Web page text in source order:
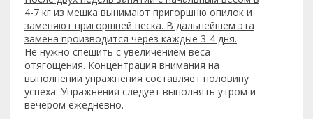
4-7 кг из мешка вынимают пригоршню опилок и
заменяют пригоршней песка. В дальнейшем эта
замена производится через каждые 3-4 дня.
Не нужно спешить с увеличением веса
отягощения. Концентрация внимания на
выполнении упражнения составляет половину
успеха. Упражнения следует выполнять утром и
вечером ежедневно.